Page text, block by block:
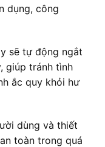
dụng, công
sẽ tự động ngắt
giúp tránh tình
ắc quy khỏi hư
dùng và thiết
toàn trong quá